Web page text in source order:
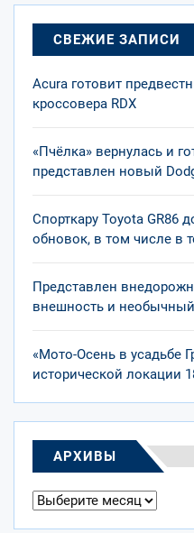
СВЕЖИЕ ЗАПИСИ
Acura готовит
кроссовера RDX
«Пчёлка» вернулась и
представлен новый
Спорткару Toyota GR86
обновок, в том числе в
Представлен
внешность и
«Мото-Осень в усадьбе
исторической локации
АРХИВЫ
Архивы